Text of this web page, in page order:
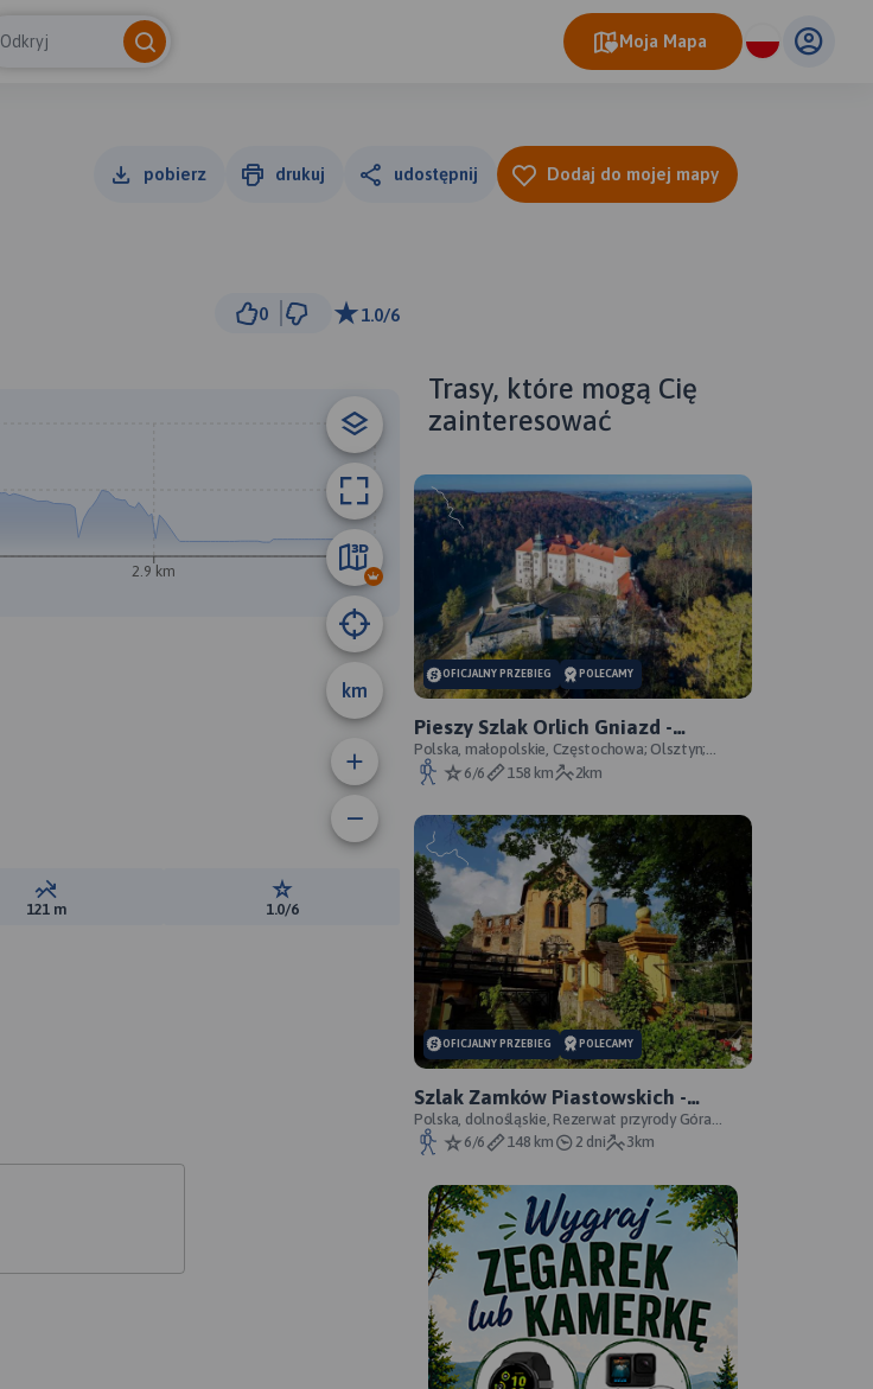
Odkryj Moja Mapa
pobierz drukuj udostępnij Dodaj do mojej mapy
0 1.0/6
km
2.9 km 3.8 km
Suma spadków:
121 m Ocena trasy:
1.0/6
Trasy, które mogą Cię
zainteresować
OFICJALNY PRZEBIEG POLECAMY
Pieszy Szlak Orlich Gniazd -
oficjalny przebieg szlaku
Polska, małopolskie, Częstochowa; Olsztyn;
Mirów; Bobolice; Morsko; Ogrodzieniec; Pilica;
Smoleń; By
6/6 158 km 2km
OFICJALNY PRZEBIEG POLECAMY
Szlak Zamków Piastowskich -
oficjalny przebieg
Polska, dolnośląskie, Rezerwat przyrody Góra
Choina, Zagórze Śląskie, powiat wałbrzyski
6/6 148 km 2 dni 3km